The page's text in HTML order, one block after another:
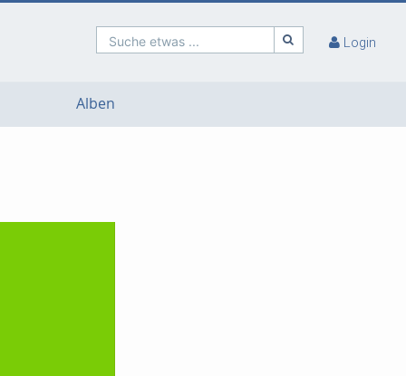
Suche etwas ... Login
Alben